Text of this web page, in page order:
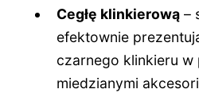
Cegłę klinkierową –
efektownie
czarnego klinkieru w
miedzianymi